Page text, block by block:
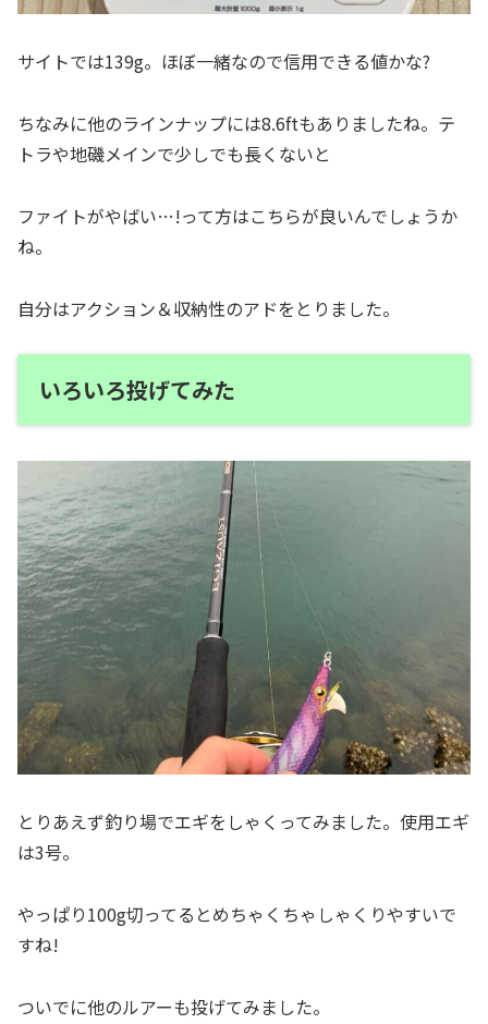
サイトでは139g。ほぼ一緒なので信用できる値かな?
ちなみに他のラインナップには8.6ftもありましたね。テ
トラや地磯メインで少しでも長くないと
ファイトがやばい…!って方はこちらが良いんでしょうか
ね。
自分はアクション＆収納性のアドをとりました。
いろいろ投げてみた
とりあえず釣り場でエギをしゃくってみました。使用エギ
は3号。
やっぱり100g切ってるとめちゃくちゃしゃくりやすいで
すね!
ついでに他のルアーも投げてみました。